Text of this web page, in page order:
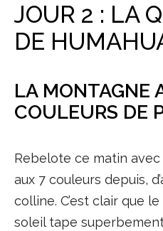
JOUR 2 : LA
DE
LA MONTAGNE
COULEURS DE
Rebelote ce matin
aux 7 couleurs depuis,
colline. C’est clair que
soleil tape